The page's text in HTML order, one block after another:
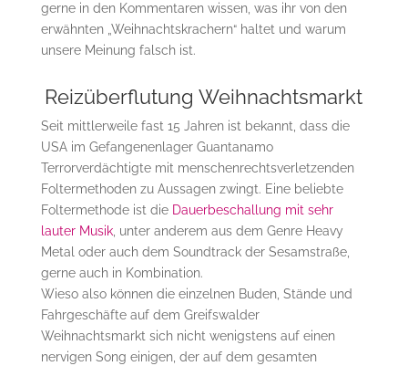
gerne in den Kommentaren wissen, was ihr von den
erwähnten „Weihnachtskrachern“ haltet und warum
unsere Meinung falsch ist.
Reizüberflutung Weihnachtsmarkt
Seit mittlerweile fast 15 Jahren ist bekannt, dass die
USA im Gefangenenlager Guantanamo
Terrorverdächtigte mit menschenrechtsverletzenden
Foltermethoden zu Aussagen zwingt. Eine beliebte
Foltermethode ist die Dauerbeschallung mit sehr
lauter Musik, unter anderem aus dem Genre Heavy
Metal oder auch dem Soundtrack der Sesamstraße,
gerne auch in Kombination.
Wieso also können die einzelnen Buden, Stände und
Fahrgeschäfte auf dem Greifswalder
Weihnachtsmarkt sich nicht wenigstens auf einen
nervigen Song einigen, der auf dem gesamten